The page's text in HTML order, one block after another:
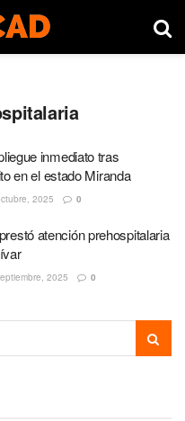
inmediato tras
en el estado Miranda
2025 0
atención prehospitalaria
2025 0